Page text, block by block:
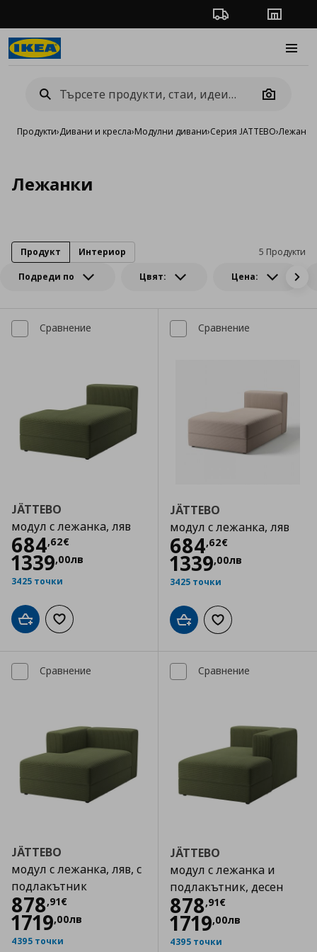
Проследяване на
Camera
Продукти›Дивани и кресла›Модулни дивани›Серия JATTEBO›Лежанки
Лежанки
Подреди по Цвят: Цена:
5 Продукти
Продукт Интериор
Сравнение
JÄTTEBO
модул с лежанка, ляв
684,62€
Цена684,62 €
1339,00лв
3425 точки
Добави в кошницата
Добави към списъка с любими
Сравнение
JÄTTEBO
модул с лежанка, ляв
684,62€
Цена684,62 €
1339,00лв
3425 точки
Добави в кошницата
Добави към
Сравнение
JÄTTEBO
модул с лежанка, ляв, с
подлакътник
878,91€
Цена
1719,00лв
4395 точки
Сравнение
JÄTTEBO
модул с лежанка и
подлакътник, десен
878,91€
Цена
1719,00лв
4395 точки